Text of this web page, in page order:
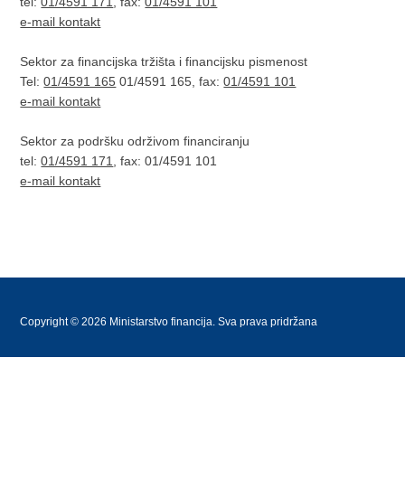
e-mail kontakt
Sektor za financijska tržišta i financijsku pismenost
Tel:01/4591 165 01/4591 165, fax:01/4591 101
e-mail kontakt
Sektor za podršku održivom financiranju
tel:01/4591 171
, fax: 01/4591 101
e-mail kontakt
Copyright © 2026 Ministarstvo financija. Sva prava pridržana